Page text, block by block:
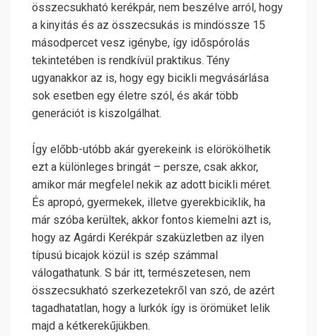
összecsukható kerékpár, nem beszélve arról, hogy
a kinyitás és az összecsukás is mindössze 15
másodpercet vesz igénybe, így időspórolás
tekintetében is rendkívül praktikus. Tény
ugyanakkor az is, hogy egy bicikli megvásárlása
sok esetben egy életre szól, és akár több
generációt is kiszolgálhat.
Így előbb-utóbb akár gyerekeink is elörökölhetik
ezt a különleges bringát – persze, csak akkor,
amikor már megfelel nekik az adott bicikli méret.
És apropó, gyermekek, illetve gyerekbiciklik, ha
már szóba kerültek, akkor fontos kiemelni azt is,
hogy az Agárdi Kerékpár szaküzletben az ilyen
típusú bicajok közül is szép számmal
válogathatunk. S bár itt, természetesen, nem
összecsukható szerkezetekről van szó, de azért
tagadhatatlan, hogy a lurkók így is örömüket lelik
majd a kétkerekűjükben.